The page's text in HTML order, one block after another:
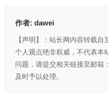
作者: dawei
【声明】：站长网内容转载
个人观点绝非权威，不代表本
问题，请提交相关链接至邮
及时予以处理。